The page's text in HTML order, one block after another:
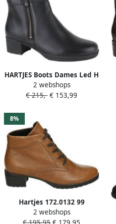
HARTJES Boots Dames Led H
Rits Booty Maat: 42
Materiaal: Leer Kleur: Zwart
2 webshops
€ 215,- € 153,99
8%
Hartjes 172.0132 99
Volwassenen
2 webshops